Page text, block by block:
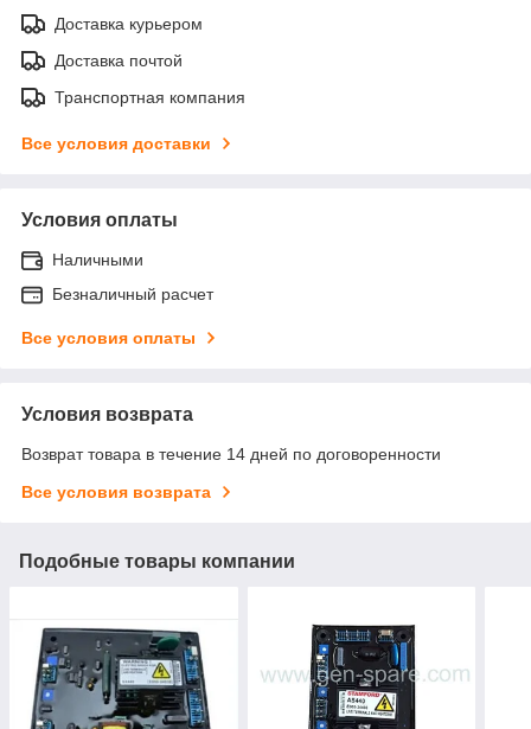
Доставка курьером
Доставка почтой
Транспортная компания
Все условия доставки
Условия оплаты
Наличными
Безналичный расчет
Все условия оплаты
Условия возврата
Возврат товара в течение 14 дней по договоренности
Все условия возврата
Подобные товары компании